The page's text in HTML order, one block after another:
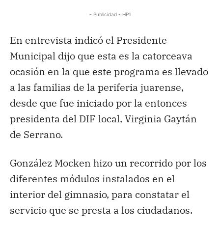
- Publicidad - HP1
En entrevista indicó el Presidente
Municipal dijo que esta es la catorceava
ocasión en la que este programa es llevado
a las familias de la periferia juarense,
desde que fue iniciado por la entonces
presidenta del DIF local, Virginia Gaytán
de Serrano.
González Mocken hizo un recorrido por los
diferentes módulos instalados en el
interior del gimnasio, para constatar el
servicio que se presta a los ciudadanos.